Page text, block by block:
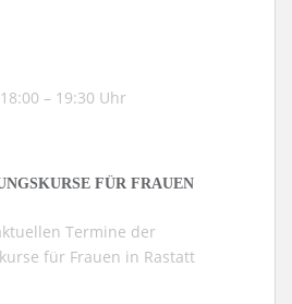
– 19:30 Uhr
FÜR FRAUEN
Termine der
für Frauen in Rastatt